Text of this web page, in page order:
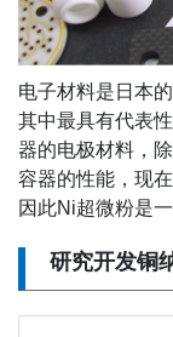
电子材料是日本
其中最具有代表
器的电极材料，
容器的性能，现
因此Ni超微粉是
研究开发铜